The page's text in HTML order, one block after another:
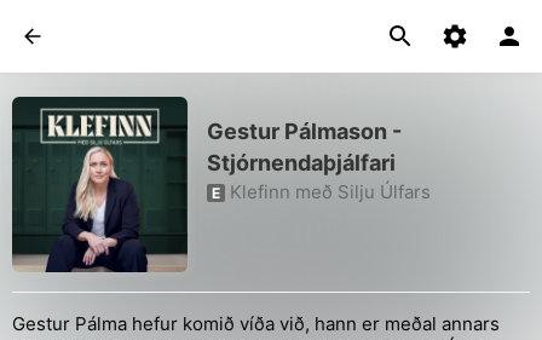
Gestur Pálmason -
Stjórnendaþjálfari
E Klefinn með Silju Úlfars
Gestur Pálma hefur komið víða við, hann er meðal annars